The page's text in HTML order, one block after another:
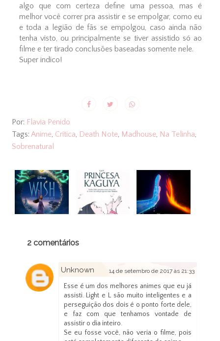
algo que com certeza define uma pessoa, mas é
melhor você correr pra assistir e se empolgar, como eu
e toda a legião de fãs se empolgou, caso ainda não
tenha visto, ou principalmente se tiver assistido só ao
filme e ter tirado conclusões baseadas somente nele.
Super indico!
Por: Flavia Penido
Tags: Anime, Crítica, Death Note, Madhouse, Na Telinha,
Sobrenatural
2 comentários
Unknown 14 de setembro de 2017 às 21:33
Esse é um dos melhores animes que eu já
assisti. Light e L são muito inteligentes e a
perseguição dos dois é o ponto forte dele,
e faz com que tenhamos vontade de
assistir o dia inteiro.
Se eu fosse você, não veria o filme, pois